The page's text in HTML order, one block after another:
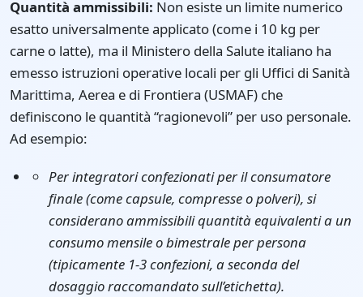
Quantità ammissibili: Non esiste un limite numerico
esatto universalmente applicato (come i 10 kg per
carne o latte), ma il Ministero della Salute italiano ha
emesso istruzioni operative locali per gli Uffici di Sanità
Marittima, Aerea e di Frontiera (USMAF) che
definiscono le quantità “ragionevoli” per uso personale.
Ad esempio:
Per integratori confezionati per il consumatore
finale (come capsule, compresse o polveri), si
considerano ammissibili quantità equivalenti a un
consumo mensile o bimestrale per persona
(tipicamente 1-3 confezioni, a seconda del
dosaggio raccomandato sull’etichetta).